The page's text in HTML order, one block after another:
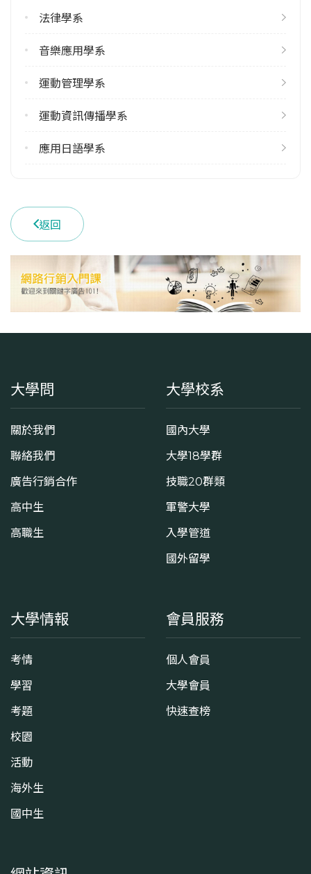
學系地址
法律學系
音樂應用學系
運動管理學系
運動資訊傳播學系
應用日語學系
返回
大學問
關於我們
聯絡我們
廣告行銷合作
高中生
高職生
大學校系
國內大學
大學18學群
技職20群類
軍警大學
入學管道
國外留學
大學情報
考情
學習
考題
校園
活動
海外生
國中生
會員服務
個人會員
大學會員
快速查榜